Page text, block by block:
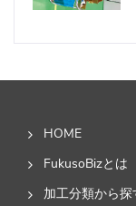
HOME
FukusoBizとは
加工分類から探